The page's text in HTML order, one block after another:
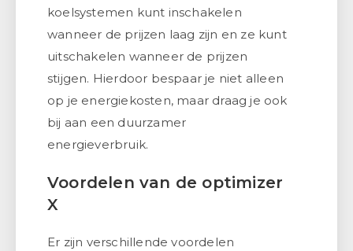
koelsystemen kunt inschakelen
wanneer de prijzen laag zijn en ze kunt
uitschakelen wanneer de prijzen
stijgen. Hierdoor bespaar je niet alleen
op je energiekosten, maar draag je ook
bij aan een duurzamer
energieverbruik.
Voordelen van de optimizer
X
Er zijn verschillende voordelen